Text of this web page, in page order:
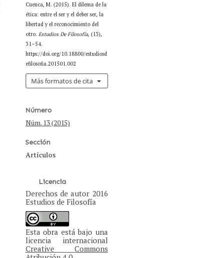
Cuenca, M. (2015). El dilema de la
ética: entre el ser y el deber ser, la
libertad y el reconocimiento del
otro. Estudios De Filosofía, (13),
31–54.
https://doi.org/10.18800/estudiosd
efilosofia.201501.002
Más formatos de cita
Número
Núm. 13 (2015)
Sección
Artículos
Licencia
Derechos de autor 2016
Estudios de Filosofía
Esta obra está bajo una
licencia internacional
Creative Commons